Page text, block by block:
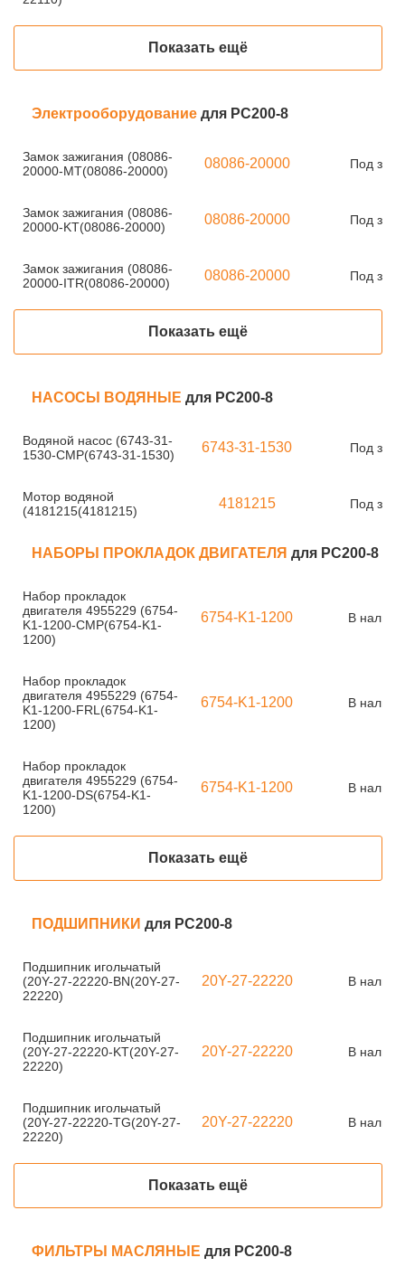
Показать ещё
Электрооборудование для PC200-8
Замок зажигания (08086-
20000-MT(08086-20000)
08086-20000 Под
Замок зажигания (08086-
20000-KT(08086-20000)
08086-20000 Под
Замок зажигания (08086-
20000-ITR(08086-20000)
08086-20000 Под
Показать ещё
НАСОСЫ ВОДЯНЫЕ для PC200-8
Водяной насос (6743-31-
1530-CMP(6743-31-1530)
6743-31-1530 Под
Мотор водяной
(4181215(4181215)
4181215 Под
НАБОРЫ ПРОКЛАДОК ДВИГАТЕЛЯ для PC200-8
Набор прокладок
двигателя 4955229 (6754-
K1-1200-CMP(6754-K1-
1200)
6754-K1-1200 В
Набор прокладок
двигателя 4955229 (6754-
K1-1200-FRL(6754-K1-
1200)
6754-K1-1200 В
Набор прокладок
двигателя 4955229 (6754-
K1-1200-DS(6754-K1-
1200)
6754-K1-1200 В
Показать ещё
ПОДШИПНИКИ для PC200-8
Подшипник игольчатый
(20Y-27-22220-BN(20Y-27-
22220)
20Y-27-22220 В
Подшипник игольчатый
(20Y-27-22220-KT(20Y-27-
22220)
20Y-27-22220 В
Подшипник игольчатый
(20Y-27-22220-TG(20Y-27-
22220)
20Y-27-22220 В
Показать ещё
ФИЛЬТРЫ МАСЛЯНЫЕ для PC200-8